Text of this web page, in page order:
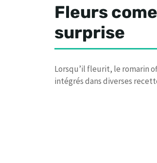
Fleurs
surprise
Lorsqu’il fleurit, le romarin
intégrés dans diverses